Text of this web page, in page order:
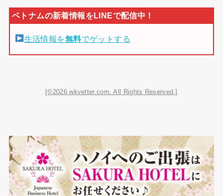
生活情報を無料でゲットする
[©2026 wkvetter.com. All Rights Reserved.]